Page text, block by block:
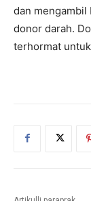
dan mengambil
donor darah.
terhormat